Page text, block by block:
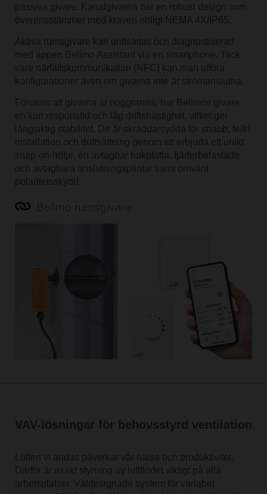
passiva givare. Kanalgivarna har en robust design som
överensstämmer med kraven enligt NEMA 4X/IP65.
Aktiva rumsgivare kan driftsättas och diagnostiserad
med appen Belimo Assistant via en smartphone. Tack
vare närfältskommunikation (NFC) kan man utföra
konfigurationer även om givarna inte är strömanslutna.
Förutom att givarna är noggranna, har Belimos givare
en kort responstid och låg driftshastighet, vilket ger
långsiktig stabilitet. De är skräddarsydda för snabb, felfri
installation och driftsättning genom att erbjuda ett unikt
snap-on-hölje, en avtagbar bakplatta, fjäderbelastade
och avtagbara anslutningsplintar samt omvänt
polaritetsskydd.
VAV-lösningar för behovsstyrd ventilation
Luften vi andas påverkar vår hälsa och produktivitet.
Därför är exakt styrning av luftflödet viktigt på alla
arbetsplatser. Väldesignade system för variabel